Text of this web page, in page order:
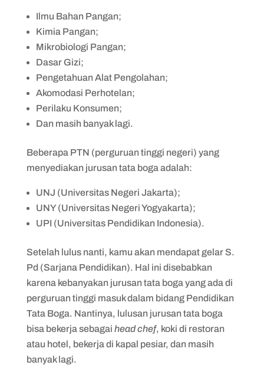
Ilmu Bahan Pangan;
Kimia Pangan;
Mikrobiologi Pangan;
Dasar Gizi;
Pengetahuan Alat Pengolahan;
Akomodasi Perhotelan;
Perilaku Konsumen;
Dan masih banyak lagi.
Beberapa PTN (perguruan tinggi negeri) yang
menyediakan jurusan tata boga adalah:
UNJ (Universitas Negeri Jakarta);
UNY (Universitas Negeri Yogyakarta);
UPI (Universitas Pendidikan Indonesia).
Setelah lulus nanti, kamu akan mendapat gelar S.
Pd (Sarjana Pendidikan). Hal ini disebabkan
karena kebanyakan jurusan tata boga yang ada di
perguruan tinggi masuk dalam bidang Pendidikan
Tata Boga. Nantinya, lulusan jurusan tata boga
bisa bekerja sebagai head chef, koki di restoran
atau hotel, bekerja di kapal pesiar, dan masih
banyak lagi.